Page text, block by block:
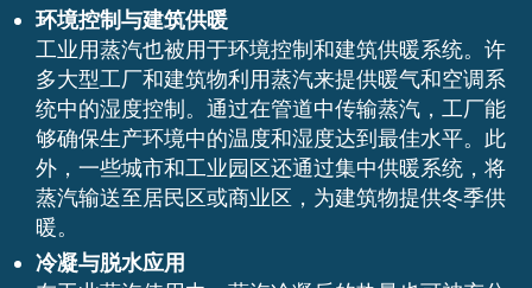
环境控制与建筑供暖
工业用蒸汽也被用于环境控制和建筑供暖系统。许
多大型工厂和建筑物利用蒸汽来提供暖气和空调系
统中的湿度控制。通过在管道中传输蒸汽，工厂能
够确保生产环境中的温度和湿度达到最佳水平。此
外，一些城市和工业园区还通过集中供暖系统，将
蒸汽输送至居民区或商业区，为建筑物提供冬季供
暖。
冷凝与脱水应用